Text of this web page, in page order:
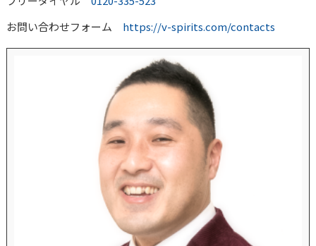
お問い合わせフォーム https://v-spirits.com/contacts